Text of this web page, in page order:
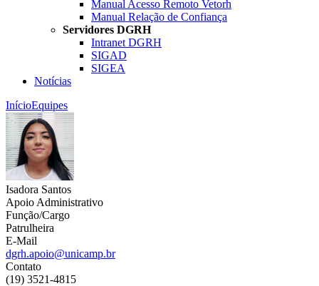
Manual Acesso Remoto Vetorh
Manual Relação de Confiança
Servidores DGRH
Intranet DGRH
SIGAD
SIGEA
Notícias
InícioEquipes
Isadora Santos
Apoio Administrativo
Função/Cargo
Patrulheira
E-Mail
dgrh.apoio@unicamp.br
Contato
(19) 3521-4815